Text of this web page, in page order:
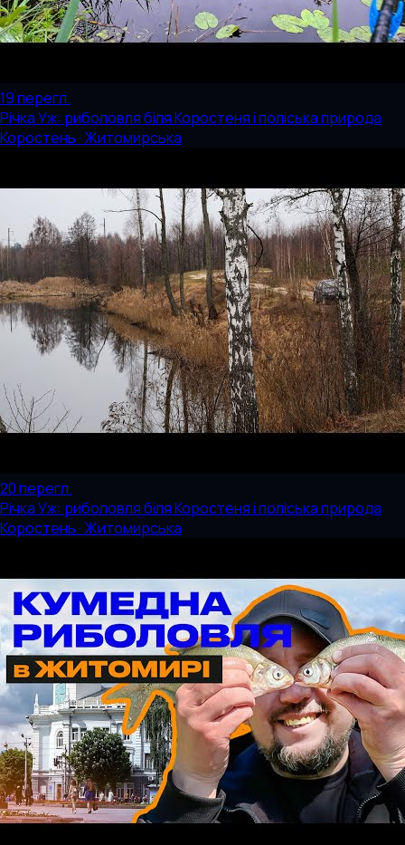
19перегл.
Річка Уж: риболовля біля Коростеня і поліська природа
Коростень · Житомирська
20перегл.
Річка Уж: риболовля біля Коростеня і поліська природа
Коростень · Житомирська